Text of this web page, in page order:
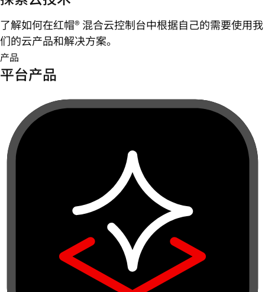
了解如何在红帽® 混合云控制台中根据自己的需要使用我
们的云产品和解决方案。
产品
平台产品